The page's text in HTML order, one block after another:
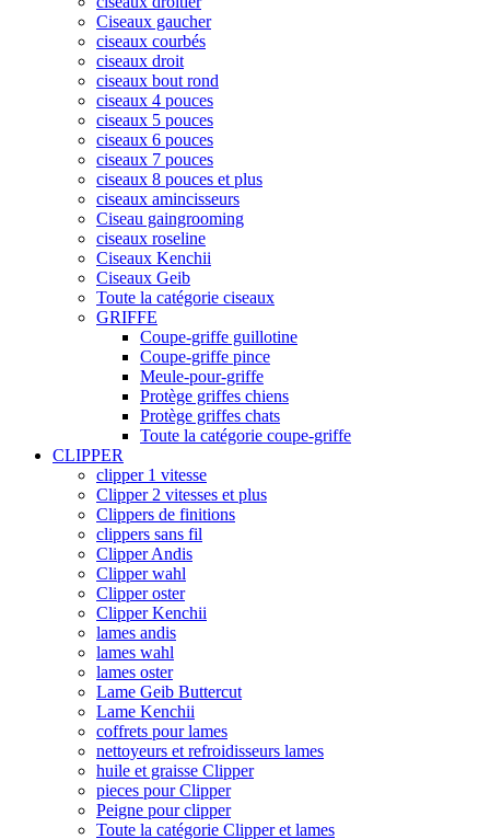
Ciseaux gaucher
ciseaux courbés
ciseaux droit
ciseaux bout rond
ciseaux 4 pouces
ciseaux 5 pouces
ciseaux 6 pouces
ciseaux 7 pouces
ciseaux 8 pouces et plus
ciseaux amincisseurs
Ciseau gaingrooming
ciseaux roseline
Ciseaux Kenchii
Ciseaux Geib
Toute la catégorie ciseaux
GRIFFE
Coupe-griffe guillotine
Coupe-griffe pince
Meule-pour-griffe
Protège griffes chiens
Protège griffes chats
Toute la catégorie coupe-griffe
CLIPPER
clipper 1 vitesse
Clipper 2 vitesses et plus
Clippers de finitions
clippers sans fil
Clipper Andis
Clipper wahl
Clipper oster
Clipper Kenchii
lames andis
lames wahl
lames oster
Lame Geib Buttercut
Lame Kenchii
coffrets pour lames
nettoyeurs et refroidisseurs lames
huile et graisse Clipper
pieces pour Clipper
Peigne pour clipper
Toute la catégorie Clipper et lames